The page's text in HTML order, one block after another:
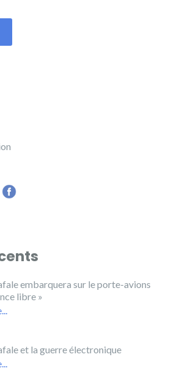
embarquera sur le porte-avions
libre »
et la guerre électronique